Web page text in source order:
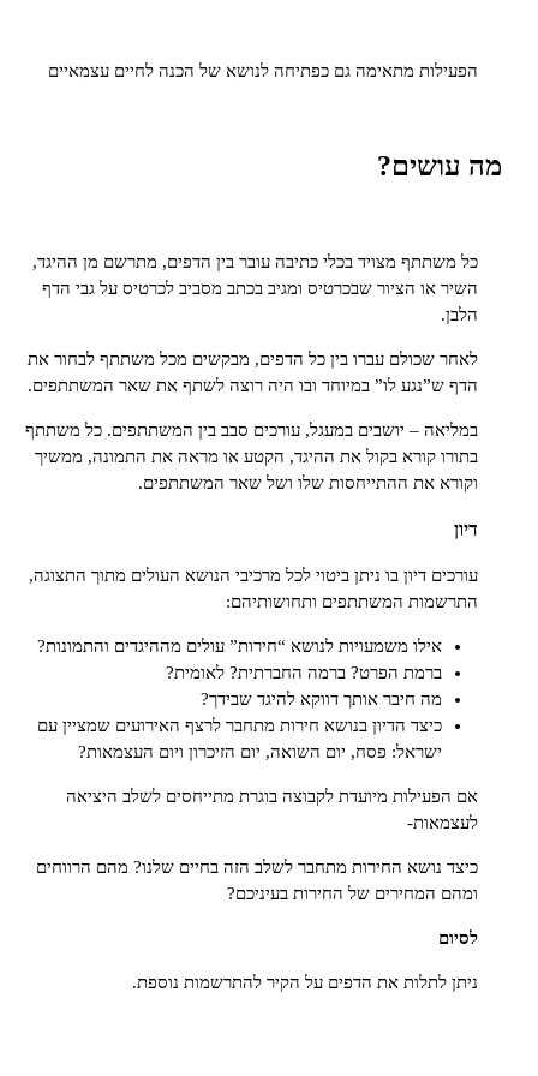
מתאימה גם כפתיחה לנושא של הכנה לחיים עצמאיים
מצויד בכלי כתיבה עובר בין הדפים, מתרשם מן ההיגד,
או הציור שבכרטיס ומגיב בכתב מסביב לכרטיס על גבי הדף
שכולם עברו בין כל הדפים, מבקשים מכל משתתף לבחור את
לו” במיוחד ובו היה רוצה לשתף את שאר המשתתפים.
– יושבים במעגל, עורכים סבב בין המשתתפים. כל משתתף
קורא בקול את ההיגד, הקטע או מראה את התמונה, ממשיך
את ההתייחסות שלו ושל שאר המשתתפים.
דיון בו ניתן ביטוי לכל מרכיבי הנושא העולים מתוך התצוגה,
המשתתפים ותחושותיהם:
אילו משמעויות לנושא “חירות” עולים מההיגדים והתמונות?
ברמת הפרט? ברמה החברתית? לאומית?
מה חיבר אותך דווקא להיגד שבידך?
כיצד הדיון בנושא חירות מתחבר לרצף האירועים שמציין עם
ישראל: פסח, יום השואה, יום הזיכרון ויום העצמאות?
מיועדת לקבוצה בוגרת מתייחסים לשלב היציאה
נושא החירות מתחבר לשלב הזה בחיים שלנו? מהם הרווחים
המחירים של החירות בעיניכם?
לתלות את הדפים על הקיר להתרשמות נוספת.